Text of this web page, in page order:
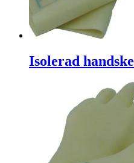
Isolerad handske